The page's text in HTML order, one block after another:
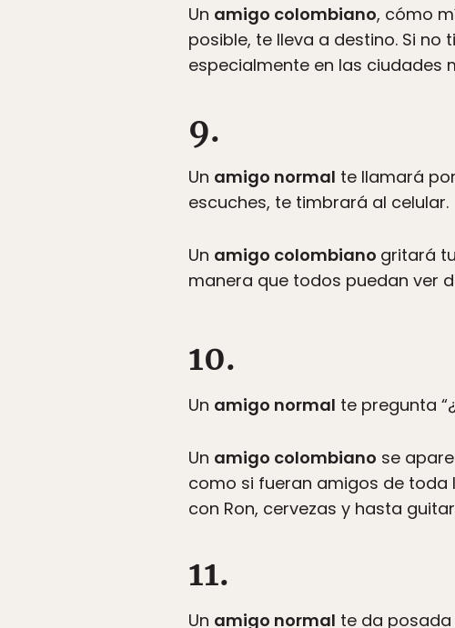
Un amigo colombiano, cómo
posible, te lleva a destino. Si
especialmente en las ciudades
9.
Un amigo normal te llamará
escuches, te timbrará al celular.
Un amigo colombiano gritará
manera que todos puedan ver
10.
Un amigo normal te pregunta
Un amigo colombiano se
como si fueran amigos de toda
con Ron, cervezas y hasta
11.
Un amigo normal te da posada